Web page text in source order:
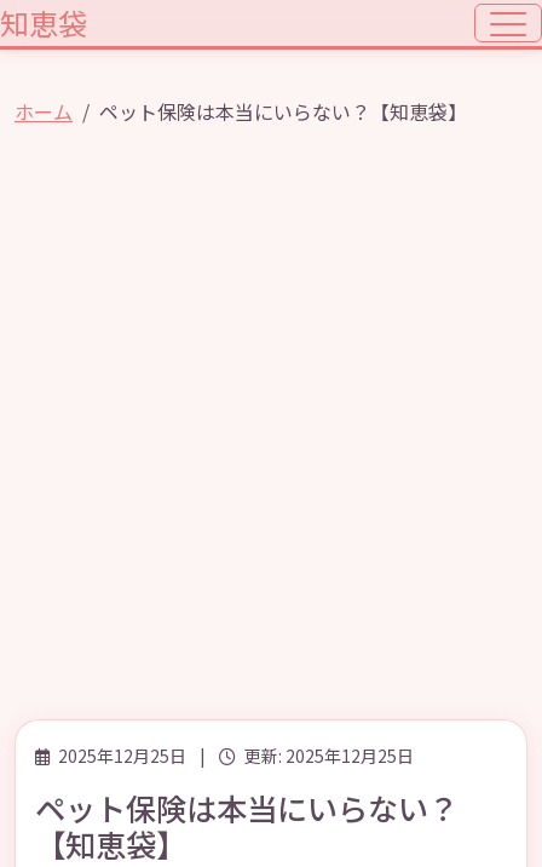
知恵袋
ホーム ペット保険は本当にいらない？【知恵袋】
2025年12月25日 | 更新: 2025年12月25日
ペット保険は本当にいらない？
【知恵袋】